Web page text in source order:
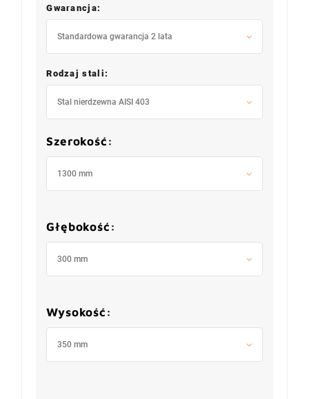
Gwarancja:
Standardowa gwarancja 2 lata
Rodzaj stali:
Stal nierdzewna AISI 403
Szerokość:
1300 mm
Głębokość:
300 mm
Wysokość:
350 mm